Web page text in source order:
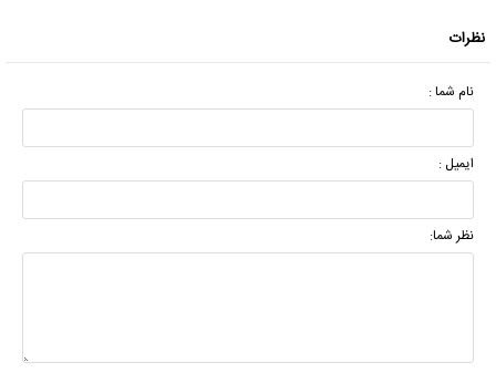
نظرات
نام شما :
ایمیل :
نظر شما: